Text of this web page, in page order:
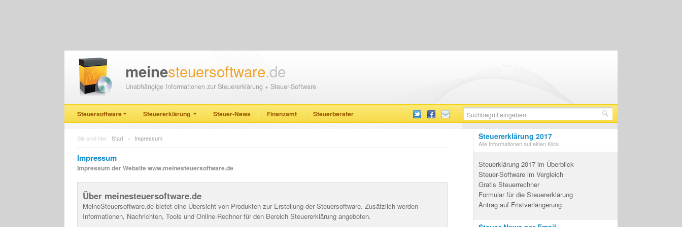
meinesteuersoftware.de
Unabhängige Informationen zur Steuererklärung + Steuer-Software
Steuersoftware Steuererklärung Steuer-News Finanzamt Steuerberater
Sie sind hier: Start » Impressum
Impressum
Impressum der Website www.meinesteuersoftware.de
Über meinesteuersoftware.de
MeineSteuersoftware.de bietet eine Übersicht von Produkten zur Erstellung der Steuersoftware. Zusätzlich werden
Informationen, Nachrichten, Tools und Online-Rechner für den Bereich Steuererklärung angeboten.
Steuererklärung 2017
Alle Informationen auf einen Klick
Steuerklärung 2017 im Überblick
Steuer-Software im Vergleich
Gratis Steuerrechner
Formular für die Steuererklärung
Antrag auf Fristverlängerung